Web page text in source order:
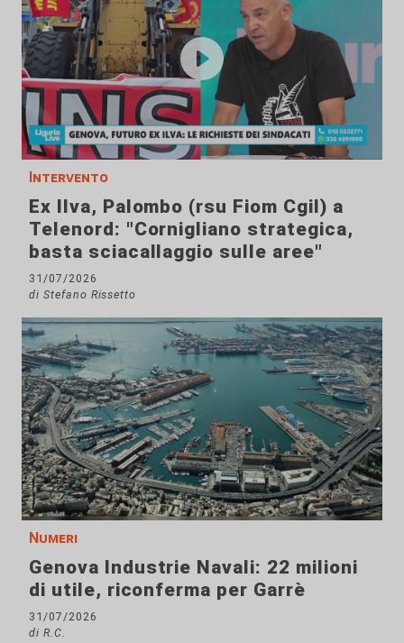
Intervento
Ex Ilva, Palombo (rsu Fiom Cgil) a
Telenord: "Cornigliano strategica,
basta sciacallaggio sulle aree"
31/07/2026
di Stefano Rissetto
Numeri
Genova Industrie Navali: 22 milioni
di utile, riconferma per Garrè
31/07/2026
di R.C.